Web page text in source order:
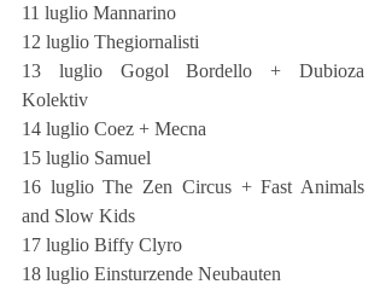
11 luglio Mannarino
12 luglio Thegiornalisti
13 luglio Gogol Bordello + Dubioza
Kolektiv
14 luglio Coez + Mecna
15 luglio Samuel
16 luglio The Zen Circus + Fast Animals
and Slow Kids
17 luglio Biffy Clyro
18 luglio Einsturzende Neubauten